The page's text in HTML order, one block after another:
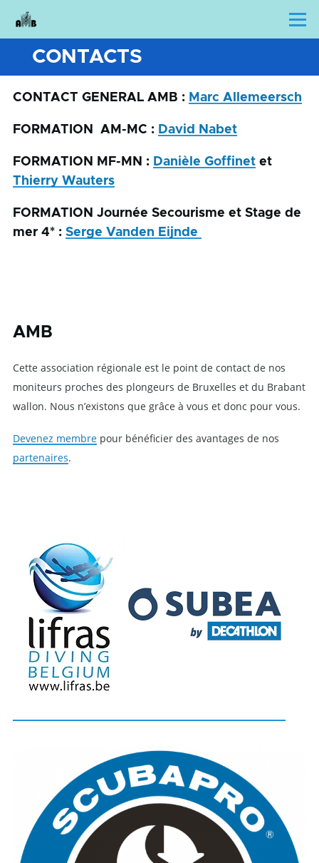
Skip to main content
Menu
CONTACTS
CONTACT GENERAL AMB : Marc Allemeersch
FORMATION AM-MC : David Nabet
FORMATION MF-MN : Danièle Goffinet et
Thierry Wauters
FORMATION Journée Secourisme et Stage de
mer 4* : Serge Vanden Eijnde
AMB
Cette association régionale est le point de contact de nos
moniteurs proches des plongeurs de Bruxelles et du Brabant
wallon. Nous n’existons que grâce à vous et donc pour vous.
Devenez membre pour bénéficier des avantages de nos
partenaires.